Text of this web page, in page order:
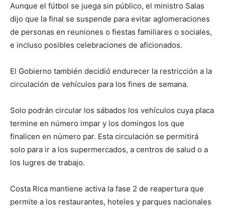
Aunque el fútbol se juega sin público, el ministro Salas
dijo que la final se suspende para evitar aglomeraciones
de personas en reuniones o fiestas familiares o sociales,
e incluso posibles celebraciones de aficionados.
El Gobierno también decidió endurecer la restricción a la
circulación de vehículos para los fines de semana.
Solo podrán circular los sábados los vehículos cuya placa
termine en número impar y los domingos los que
finalicen en número par. Esta circulación se permitirá
solo para ir a los supermercados, a centros de salud o a
los lugres de trabajo.
Costa Rica mantiene activa la fase 2 de reapertura que
permite a los restaurantes, hoteles y parques nacionales